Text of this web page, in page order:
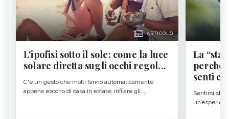
ARTICOLO
L'ipofisi sotto il sole: come la luce
solare diretta sugli occhi regol...
C'è un gesto che molti fanno automaticamente
appena escono di casa in estate: infilare gli...
La
perché
senti
Sentirsi